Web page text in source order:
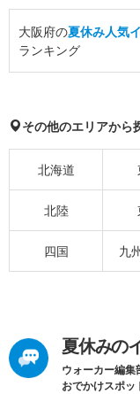
大阪府の夏休み人気
ランキング
その他のエリアから
北海道
北陸
四国 九
夏休みの
ウォーカー編集
おでかけスポッ